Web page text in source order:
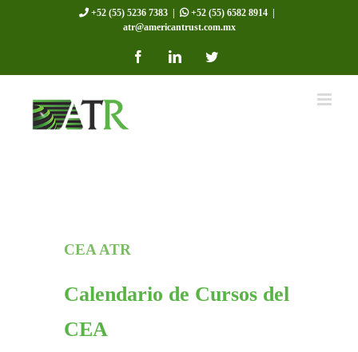
+52 (55) 5236 7383| +52 (55) 6582 8914
atr@americantrust.com.mx
FacebookLinkedInTwitter
CEA ATR
Calendario de Cursos del
CEA